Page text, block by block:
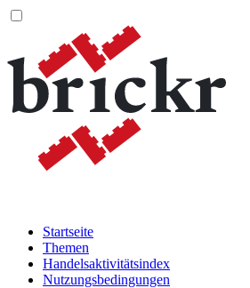
Startseite
Themen
Handelsaktivitätsindex
Nutzungsbedingungen